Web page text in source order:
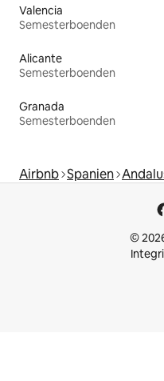
Valencia
Semesterboenden
Alicante
Semesterboenden
Granada
Semesterboenden
Airbnb Spanien
©